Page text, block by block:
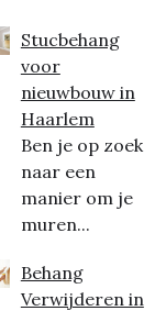
Stucbehang
voor
nieuwbouw in
Haarlem
Ben je op zoek
naar een
manier om je
muren...
Behang
Verwijderen in